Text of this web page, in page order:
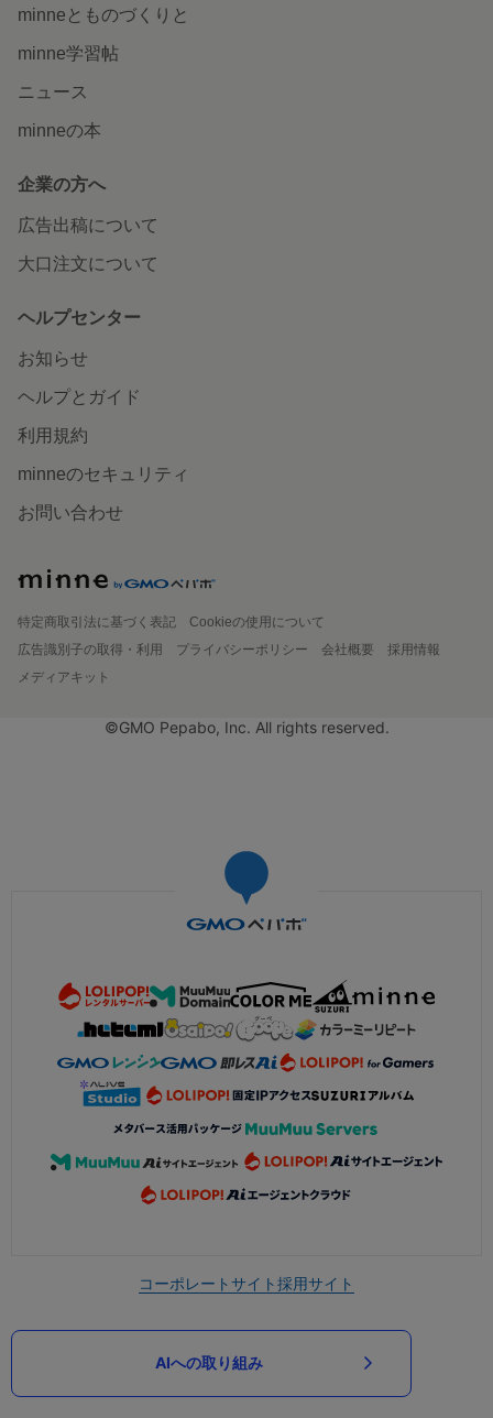
minneとものづくりと
minne学習帖
ニュース
minneの本
企業の方へ
広告出稿について
大口注文について
ヘルプセンター
お知らせ
ヘルプとガイド
利用規約
minneのセキュリティ
お問い合わせ
特定商取引法に基づく表記
Cookieの使用について
広告識別子の取得・利用
プライバシーポリシー 会社概要
採用情報
メディアキット
©GMO Pepabo, Inc. All rights reserved.
コーポレートサイト採用サイト
AIへの取り組み